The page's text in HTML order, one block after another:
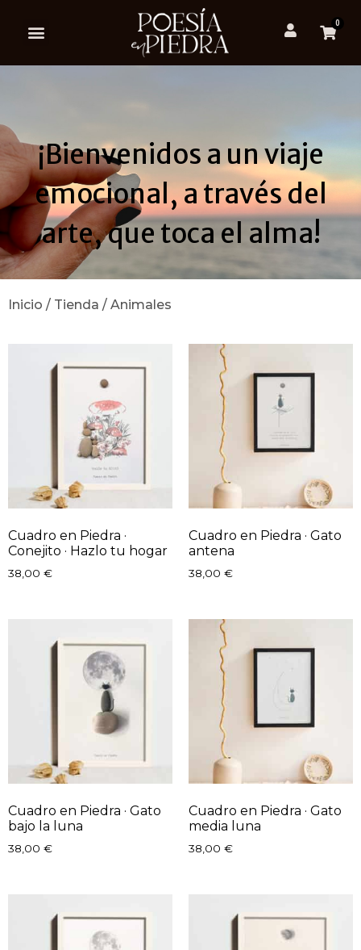
0
¡Bienvenidos a un viaje
emocional, a través del
arte, que toca el alma!
Inicio / Tienda / Animales
Cuadro en Piedra ·
Conejito · Hazlo tu hogar
38,00 €
Cuadro en Piedra · Gato
antena
38,00 €
Cuadro en Piedra · Gato
bajo la luna
38,00 €
Cuadro en Piedra · Gato
media luna
38,00 €